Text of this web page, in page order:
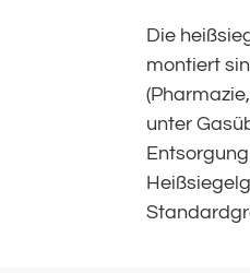
Die
montiert
unter